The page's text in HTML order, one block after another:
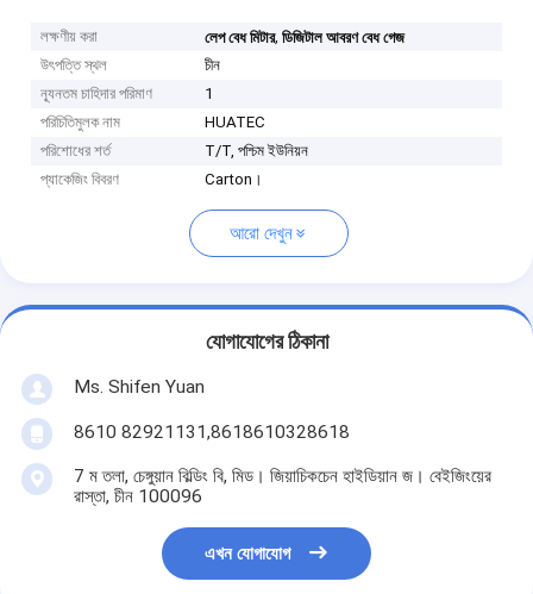
লক্ষণীয় করা লেপ বেধ মিটার,ডিজিটাল আবরণ বেধ গেজ
উৎপত্তি স্থল
চীন
ন্যূনতম চাহিদার পরিমাণ
1
পরিচিতিমুলক নাম
HUATEC
পরিশোধের শর্ত
T/T, পশ্চিম ইউনিয়ন
প্যাকেজিং বিবরণ
Carton।
আরো দেখুন
যোগাযোগের ঠিকানা
Ms. Shifen Yuan
8610 82921131,8618610328618
7 ম তলা, চেঙ্গুয়ান বিল্ডিং বি, মিড। জিয়াচিকচেন হাইডিয়ান জ। বেইজিংয়ের
রাস্তা, চীন 100096
এখন যোগাযোগ